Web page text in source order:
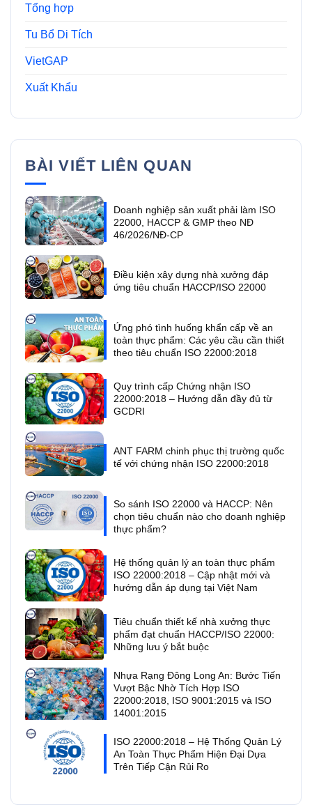
Tổng hợp
Tu Bổ Di Tích
VietGAP
Xuất Khẩu
BÀI VIẾT LIÊN QUAN
Doanh nghiệp sản xuất phải làm ISO
22000, HACCP & GMP theo NĐ
46/2026/NĐ-CP
Điều kiện xây dựng nhà xưởng đáp
ứng tiêu chuẩn HACCP/ISO 22000
Ứng phó tình huống khẩn cấp về an
toàn thực phẩm: Các yêu cầu cần thiết
theo tiêu chuẩn ISO 22000:2018
Quy trình cấp Chứng nhận ISO
22000:2018 – Hướng dẫn đầy đủ từ
GCDRI
ANT FARM chinh phục thị trường quốc
tế với chứng nhận ISO 22000:2018
So sánh ISO 22000 và HACCP: Nên
chọn tiêu chuẩn nào cho doanh nghiệp
thực phẩm?
Hệ thống quản lý an toàn thực phẩm
ISO 22000:2018 – Cập nhật mới và
hướng dẫn áp dụng tại Việt Nam
Tiêu chuẩn thiết kế nhà xưởng thực
phẩm đạt chuẩn HACCP/ISO 22000:
Những lưu ý bắt buộc
Nhựa Rạng Đông Long An: Bước Tiến
Vượt Bậc Nhờ Tích Hợp ISO
22000:2018, ISO 9001:2015 và ISO
14001:2015
ISO 22000:2018 – Hệ Thống Quản Lý
An Toàn Thực Phẩm Hiện Đại Dựa
Trên Tiếp Cận Rủi Ro